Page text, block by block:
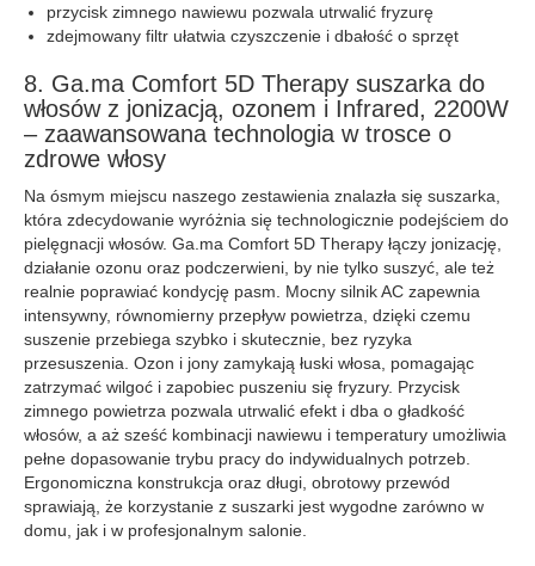
przycisk zimnego nawiewu pozwala utrwalić fryzurę
zdejmowany filtr ułatwia czyszczenie i dbałość o sprzęt
8. Ga.ma Comfort 5D Therapy suszarka do
włosów z jonizacją, ozonem i Infrared, 2200W
– zaawansowana technologia w trosce o
zdrowe włosy
Na ósmym miejscu naszego zestawienia znalazła się suszarka,
która zdecydowanie wyróżnia się technologicznie podejściem do
pielęgnacji włosów. Ga.ma Comfort 5D Therapy łączy jonizację,
działanie ozonu oraz podczerwieni, by nie tylko suszyć, ale też
realnie poprawiać kondycję pasm. Mocny silnik AC zapewnia
intensywny, równomierny przepływ powietrza, dzięki czemu
suszenie przebiega szybko i skutecznie, bez ryzyka
przesuszenia. Ozon i jony zamykają łuski włosa, pomagając
zatrzymać wilgoć i zapobiec puszeniu się fryzury. Przycisk
zimnego powietrza pozwala utrwalić efekt i dba o gładkość
włosów, a aż sześć kombinacji nawiewu i temperatury umożliwia
pełne dopasowanie trybu pracy do indywidualnych potrzeb.
Ergonomiczna konstrukcja oraz długi, obrotowy przewód
sprawiają, że korzystanie z suszarki jest wygodne zarówno w
domu, jak i w profesjonalnym salonie.